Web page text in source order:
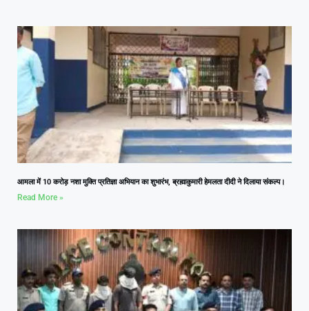
आमला में 10 करोड़ नशा मुक्ति प्रतिज्ञा अभियान का शुभारंभ, ब्रह्माकुमारी हेमलता दीदी ने दिलाया संकल्प।
Read More »